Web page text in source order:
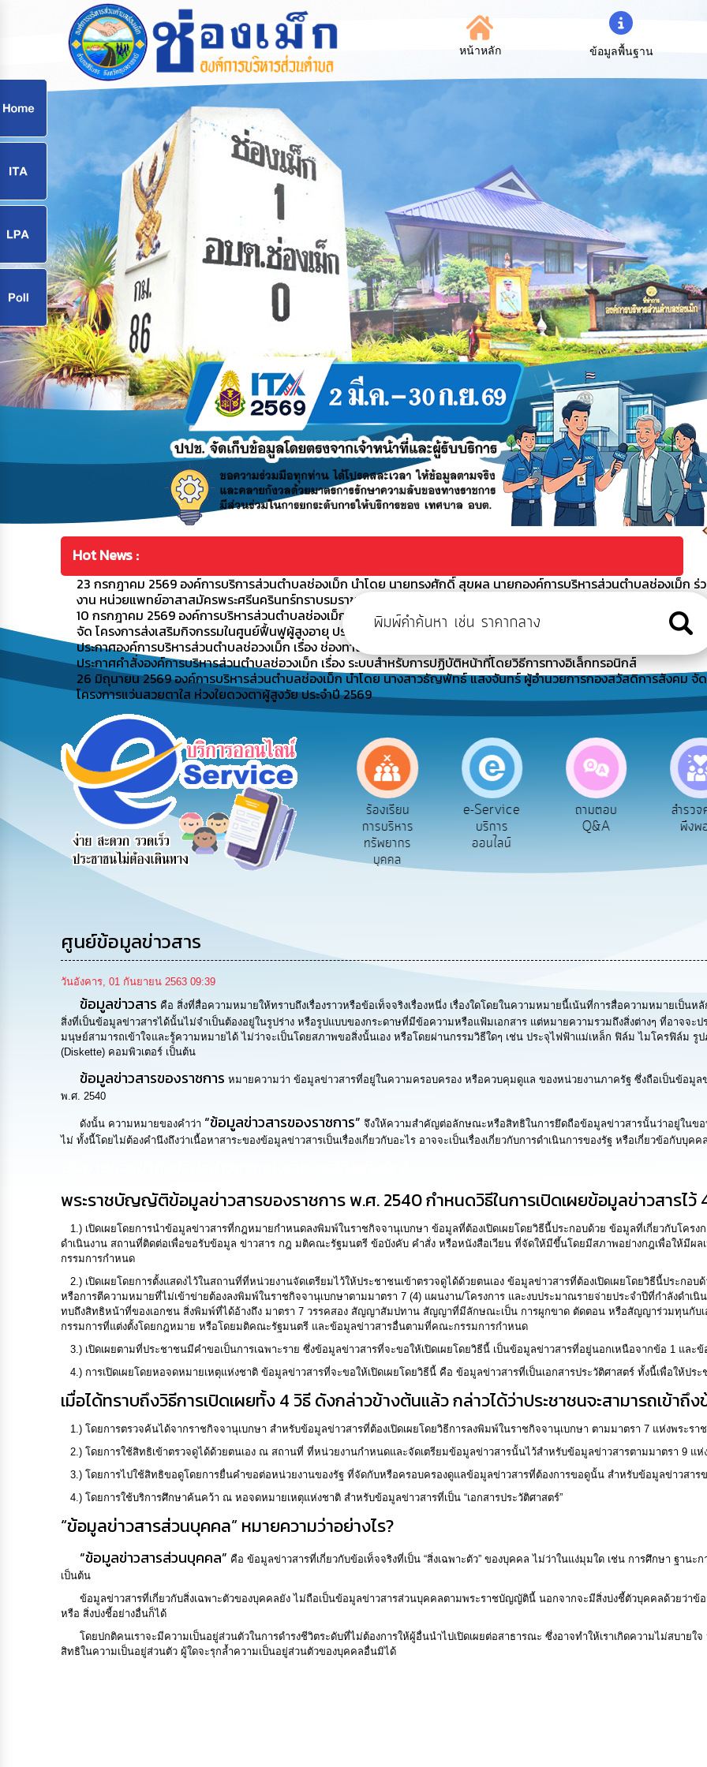
หน้าหลัก ข้อมูลพื้นฐาน
Hot News :
23 กรกฎาคม 2569 องค์การบริการส่วนตำบลช่องเม็ก นำโดย นายทรงศักดิ์ สุขผล นายกองค์การบริหารส่วนตำบลช่องเม็ก ร่
งาน หน่วยแพทย์อาสาสมัครพระศรีนครินทร์ทราบรมราชชนนี (พอ.สว.) ร่วมกับ หน่วยบริการอำเภอเคลื่อน
10 กรกฎาคม 2569 องค์การบริหารส่วนตำบลช่องเม็ก นำโดย นางสาวธัญพัทธ์ แสงจันทร์ ผู้อำนวยการกองสวัสดิการสังคม ไ
จัด โครงการส่งเสริมกิจกรรมในศูนย์ฟื้นฟูผู้สูงอายุ ประจำปี 2569
ประกาศองค์การบริหารส่วนตำบลช่อวงเม็ก เรื่อง ช่องทางอิเล็กทรอนิกส์สำหรับติดต่อองค์การบริหารส่วนตำบลช่องเม็ก
ประกาศคำสั่งองค์การบริหารส่วนตำบลช่อวงเม็ก เรื่อง ระบบสำหรับการปฏิบัติหน้าที่โดยวิธีการทางอิเล็กทรอนิกส์
26 มิถุนายน 2569 องค์การบริหารส่วนตำบลช่องเม็ก นำโดย นางสาวธัญพัทธ์ แสงจันทร์ ผู้อำนวยการกองสวัสดิการสังคม จัด
โครงการแว่นสวยตาใส ห่วงใยดวงตาผู้สูงวัย ประจำปี 2569
รับฟังความ
คิดเห็น
ประชาชน
ร้องเรียน
ร้องทุกข์
ร้องเรียน
การทุจริต
ร้องเรียน
การบริหาร
ทรัพยากร
บุคคล
e-Service
บริการ
ออนไลน์
ถามตอบ
Q&A
สำรว
พึงพ
ศูนย์ข้อมูลข่าวสาร
วันอังคาร, 01 กันยายน 2563 09:39
ข้อมูลข่าวสาร คือ สิ่งที่สื่อความหมายให้ทราบถึงเรื่องราวหรือข้อเท็จจริงเรื่องหนึ่ง เรื่องใดโดยในความหมายนี้เน้นที่การสื่อความหมายเป็น
สิ่งที่เป็นข้อมูลข่าวสารได้นั้นไม่จำเป็นต้องอยู่ในรูปร่าง หรือรูปแบบของกระดาษที่มีข้อความหรือแฟ้มเอกสาร แต่หมายความรวมถึงสิ่งต่างๆ ที่อาจจ
มนุษย์สามารถเข้าใจและรู้ความหมายได้ ไม่ว่าจะเป็นโดยสภาพขอสิ่งนั้นเอง หรือโดยผ่านกรรมวิธีใดๆ เช่น ประจุไฟฟ้าแม่เหล็ก ฟิล์ม ไมโครฟิล์ม
(Diskette) คอมพิวเตอร์ เป็นต้น
ข้อมูลข่าวสารของราชการ หมายความว่า ข้อมูลข่าวสารที่อยู่ในความครอบครอง หรือควบคุมดูแล ของหน่วยงานภาครัฐ ซึ่งถือเป็นข้อมู
พ.ศ. 2540
ดังนั้น ความหมายของคำว่า “ข้อมูลข่าวสารของราชการ” จึงให้ความสำคัญต่อลักษณะหรือสิทธิในการยึดถือข้อมูลข่าวสารนั้นว่าอยู่ในข
ไม่ ทั้งนี้โดยไม่ต้องคำนึงถึงว่าเนื้อหาสาระของข้อมูลข่าวสารเป็นเรื่องเกี่ยวกับอะไร อาจจะเป็นเรื่องเกี่ยวกับการดำเนินการของรัฐ หรือเกี่ยวข้อกับบุค
พระราชบัญญัติข้อมูลข่าวสารของราชการ พ.ศ. 2540 กำหนดวิธีในการเปิดเผยข้อมูลข่าวสารไว้
1.) เปิดเผยโดยการนำข้อมูลข่าวสารที่กฎหมายกำหนดลงพิมพ์ในราชกิจจานุเบกษา ข้อมูลที่ต้องเปิดเผยโดยวิธีนี้ประกอบด้วย ข้อมูลที่เกี่ยวกับโคร
ดำเนินงาน สถานที่ติดต่อเพื่อขอรับข้อมูล ข่าวสาร กฎ มติคณะรัฐมนตรี ข้อบังคับ คำสั่ง หรือหนังสือเวียน ที่จัดให้มีขึ้นโดยมีสภาพอย่างกฎเพื่อให้มีผ
กรรมการกำหนด
2.) เปิดเผยโดยการตั้งแสดงไว้ในสถานที่ที่หน่วยงานจัดเตรียมไว้ให้ประชาชนเข้าตรวจดูได้ด้วยตนเอง ข้อมูลข่าวสารที่ต้องเปิดเผยโดยวิธีนี้ประก
หรือการตีความหมายที่ไม่เข้าข่ายต้องลงพิมพ์ในราชกิจจานุเบกษาตามมาตรา 7 (4) แผนงาน/โครงการ และงบประมาณรายจ่ายประจำปีที่กำลังดำเ
ทบถึงสิทธิหน้าที่ของเอกชน สิ่งพิมพ์ที่ได้อ้างถึง มาตรา 7 วรรคสอง สัญญาสัมปทาน สัญญาที่มีลักษณะเป็น การผูกขาด ตัดตอน หรือสัญญาร่วมทุนกั
กรรมการที่แต่งตั้งโดยกฎหมาย หรือโดยมติคณะรัฐมนตรี และข้อมูลข่าวสารอื่นตามที่คณะกรรมการกำหนด
3.) เปิดเผยตามที่ประชาชนมีคำขอเป็นการเฉพาะราย ซึ่งข้อมูลข่าวสารที่จะขอให้เปิดเผยโดยวิธีนี้ เป็นข้อมูลข่าวสารที่อยู่นอกเหนือจากข้อ 1 และข้
4.) การเปิดเผยโดยหอจดหมายเหตุแห่งชาติ ข้อมูลข่าวสารที่จะขอให้เปิดเผยโดยวิธีนี้ คือ ข้อมูลข่าวสารที่เป็นเอกสารประวัติศาสตร์ ทั้งนี้เพื่อให้ปร
เมื่อได้ทราบถึงวิธีการเปิดเผยทั้ง 4 วิธี ดังกล่าวข้างต้นแล้ว กล่าวได้ว่าประชาชนจะสามารถเข้า
1.) โดยการตรวจค้นได้จากราชกิจจานุเบกษา สำหรับข้อมูลข่าวสารที่ต้องเปิดเผยโดยวิธีการลงพิมพ์ในราชกิจจานุเบกษา ตามมาตรา 7 แห่งพระร
2.) โดยการใช้สิทธิเข้าตรวจดูได้ด้วยตนเอง ณ สถานที่ ที่หน่วยงานกำหนดและจัดเตรียมข้อมูลข่าวสารนั้นไว้สำหรับข้อมูลข่าวสารตามมาตรา 9 แ
3.) โดยการไปใช้สิทธิขอดูโดยการยื่นคำขอต่อหน่วยงานของรัฐ ที่จัดกับหรือครอบครองดูแลข้อมูลข่าวสารที่ต้องการขอดูนั้น สำหรับข้อมูลข่าวสาร
4.) โดยการใช้บริการศึกษาค้นคว้า ณ หอจดหมายเหตุแห่งชาติ สำหรับข้อมูลข่าวสารที่เป็น “เอกสารประวัติศาสตร์”
“ข้อมูลข่าวสารส่วนบุคคล” หมายความว่าอย่างไร?
“ข้อมูลข่าวสารส่วนบุคคล” คือ ข้อมูลข่าวสารที่เกี่ยวกับข้อเท็จจริงที่เป็น “สิ่งเฉพาะตัว” ของบุคคล ไม่ว่าในแง่มุมใด เช่น การศึกษา ฐาน
เป็นต้น
ข้อมูลข่าวสารที่เกี่ยวกับสิ่งเฉพาะตัวของบุคคลยัง ไม่ถือเป็นข้อมูลข่าวสารส่วนบุคคลตามพระราชบัญญัตินี้ นอกจากจะมีสิ่งบ่งชี้ตัวบุคคลด้วยว่าข้
หรือ สิ่งบ่งชี้อย่างอื่นก็ได้
โดยปกติคนเราจะมีความเป็นอยู่ส่วนตัวในการดำรงชีวิตระดับที่ไม่ต้องการให้ผู้อื่นนำไปเปิดเผยต่อสาธารณะ ซึ่งอาจทำให้เราเกิดความไม่สบาย
สิทธิในความเป็นอยู่ส่วนตัว ผู้ใดจะรุกล้ำความเป็นอยู่ส่วนตัวของบุคคลอื่นมิได้